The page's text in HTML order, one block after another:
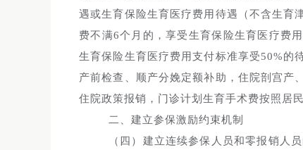
遇或生育保险生育医疗费用待遇（不含生育
费不满6个月的，享受生育保险生育医疗费
生育保险生育医疗费用支付标准享受50%的
产前检查、顺产分娩定额补助，住院剖宫产
住院政策报销，门诊计划生育手术费按照居
二、建立参保激励约束机制
（四）建立连续参保人员和零报销人